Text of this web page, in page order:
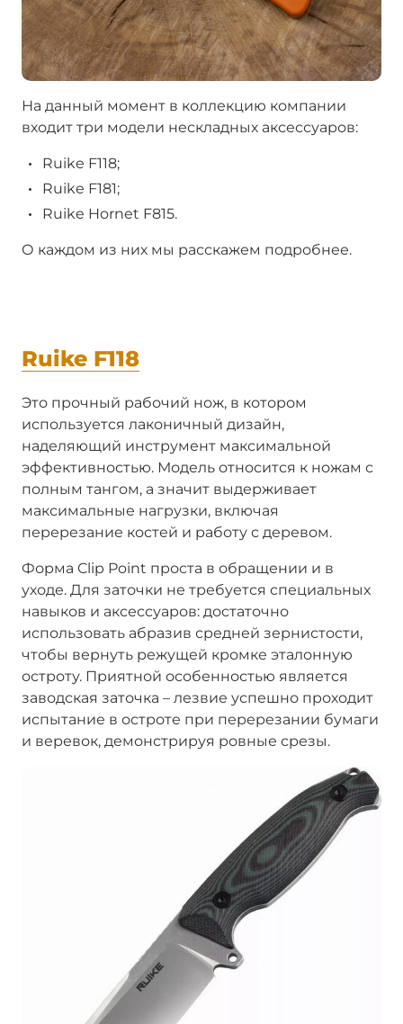
На данный момент в коллекцию компании
входит три модели нескладных аксессуаров:
Ruike F118;
Ruike F181;
Ruike Hornet F815.
О каждом из них мы расскажем подробнее.
Ruike F118
Это прочный рабочий нож, в котором
используется лаконичный дизайн,
наделяющий инструмент максимальной
эффективностью. Модель относится к ножам с
полным тангом, а значит выдерживает
максимальные нагрузки, включая
перерезание костей и работу с деревом.
Форма Clip Point проста в обращении и в
уходе. Для заточки не требуется специальных
навыков и аксессуаров: достаточно
использовать абразив средней зернистости,
чтобы вернуть режущей кромке эталонную
остроту. Приятной особенностью является
заводская заточка – лезвие успешно проходит
испытание в остроте при перерезании бумаги
и веревок, демонстрируя ровные срезы.